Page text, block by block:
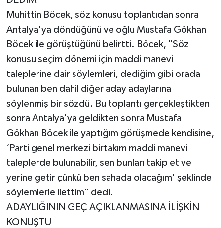
Muhittin Böcek, söz konusu toplantıdan sonra
Antalya'ya döndüğünü ve oğlu Mustafa Gökhan
Böcek ile görüştüğünü belirtti. Böcek, "Söz
konusu seçim dönemi için maddi manevi
taleplerine dair söylemleri, dediğim gibi orada
bulunan ben dahil diğer aday adaylarına
söylenmiş bir sözdü. Bu toplantı gerçekleştikten
sonra Antalya'ya geldikten sonra Mustafa
Gökhan Böcek ile yaptığım görüşmede kendisine,
‘Parti genel merkezi birtakım maddi manevi
taleplerde bulunabilir, sen bunları takip et ve
yerine getir çünkü ben sahada olacağım' şeklinde
söylemlerle ilettim" dedi.
ADAYLIĞININ GEÇ AÇIKLANMASINA İLİŞKİN
KONUŞTU